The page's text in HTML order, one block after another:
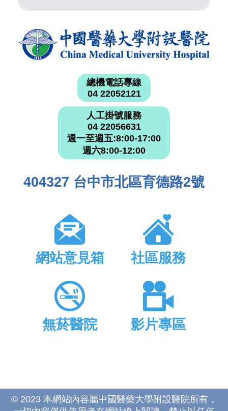
總機電話專線
04 22052121
人工掛號服務
04 22056631
週一至週五:8:00-17:00
週六8:00-12:00
404327 台中市北區育德路2號
網站意見箱 社區服務
無菸醫院 影片專區
© 2023 本網站內容屬中國醫藥大學附設醫院所有，